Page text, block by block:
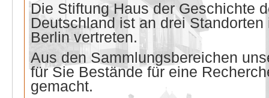
Die Stiftung Haus der Geschichte
Deutschland ist an drei
Berlin vertreten.
Aus den Sammlungsbereichen
für Sie Bestände für eine
gemacht.